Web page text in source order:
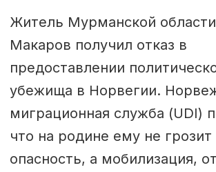
Житель Мурманской
Макаров получил отказ в
предоставлении
убежища в Норвегии.
миграционная служба (UDI)
что на родине ему не грозит
опасность, а мобилизация,